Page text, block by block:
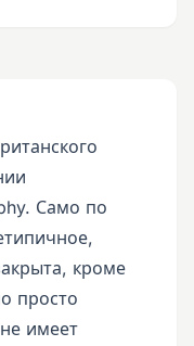
Само по
кроме
просто
имеет